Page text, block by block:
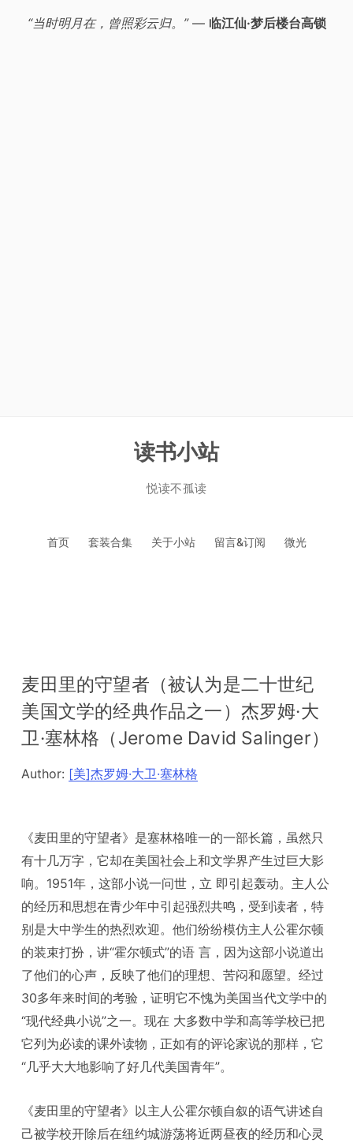
“当时明月在，曾照彩云归。”— 临江仙·梦后楼台高锁
读书小站
悦读不孤读
首页 套装合集 关于小站 留言&订阅 微光
麦田里的守望者（被认为是二十世纪
美国文学的经典作品之一）杰罗姆·大
卫·塞林格（Jerome David Salinger）
Author: [美]杰罗姆·大卫·塞林格
《麦田里的守望者》是塞林格唯一的一部长篇，虽然只
有十几万字，它却在美国社会上和文学界产生过巨大影
响。1951年，这部小说一问世，立 即引起轰动。主人公
的经历和思想在青少年中引起强烈共鸣，受到读者，特
别是大中学生的热烈欢迎。他们纷纷模仿主人公霍尔顿
的装束打扮，讲“霍尔顿式”的语 言，因为这部小说道出
了他们的心声，反映了他们的理想、苦闷和愿望。经过
30多年来时间的考验，证明它不愧为美国当代文学中的
“现代经典小说”之一。现在 大多数中学和高等学校已把
它列为必读的课外读物，正如有的评论家说的那样，它
“几乎大大地影响了好几代美国青年”。
《麦田里的守望者》以主人公霍尔顿自叙的语气讲述自
己被学校开除后在纽约城游荡将近两昼夜的经历和心灵